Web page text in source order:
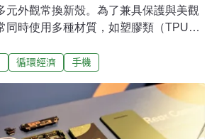
元外觀常換新殼。為了兼具保護與美觀
同時使用多種材質，如塑膠類（TPU、
能丟進一般垃圾，成為大量廢棄物來
殼是日常生活不可或缺的一項。台灣每
機（環境部資源循環署數據），若以更
一機搭配一殼，每年就會產生至少150
循環經濟 手機